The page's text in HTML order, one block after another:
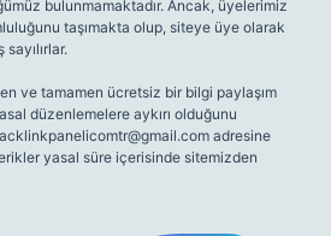
bulunmamaktadır. Ancak, üyelerimiz
taşımakta olup, siteye üye olarak
ve tamamen ücretsiz bir bilgi paylaşım
düzenlemelere aykırı olduğunu
adresine
yasal süre içerisinde sitemizden